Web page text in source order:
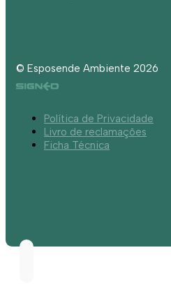
© Esposende Ambiente 2026
Política de Privacidade
Livro de reclamações
Ficha Técnica